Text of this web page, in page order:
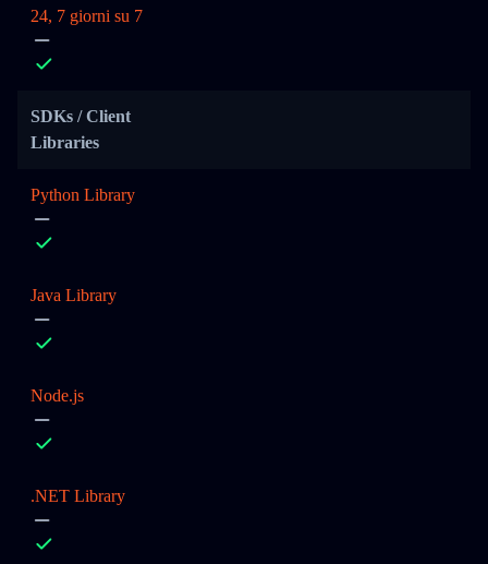
24, 7 giorni su 7
SDKs / Client
Libraries
Python Library
Java Library
Node.js
.NET Library